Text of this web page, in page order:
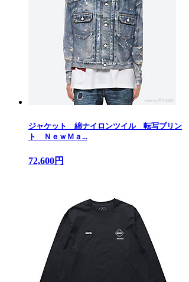
ジャケット 綿ナイロンツイル 転写プリン
ト ＮｅｗＭａ...
72,600円